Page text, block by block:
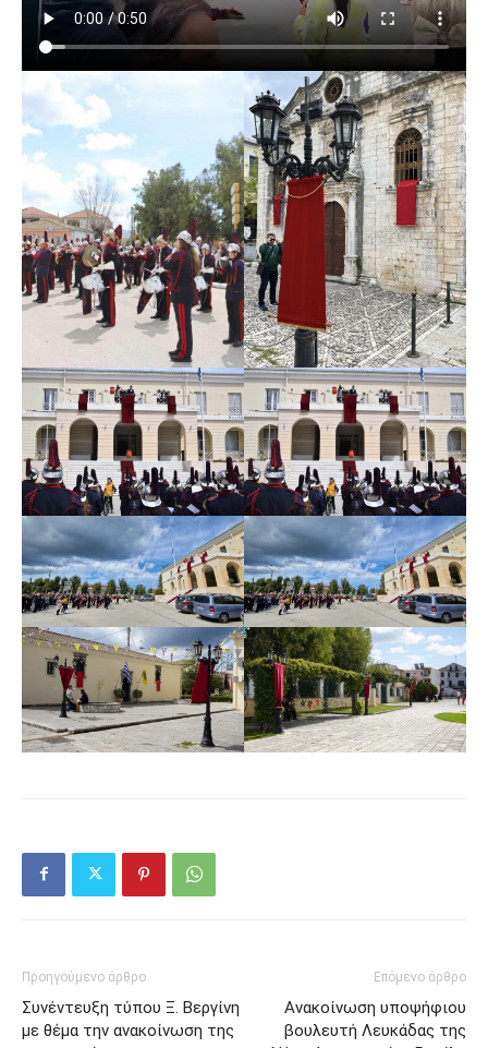
Προηγούμενο άρθρο
Συνέντευξη τύπου Ξ. Βεργίνη
με θέμα την ανακοίνωση της
Επόμενο άρθρο
Ανακοίνωση υποψήφιου
βουλευτή Λευκάδας της